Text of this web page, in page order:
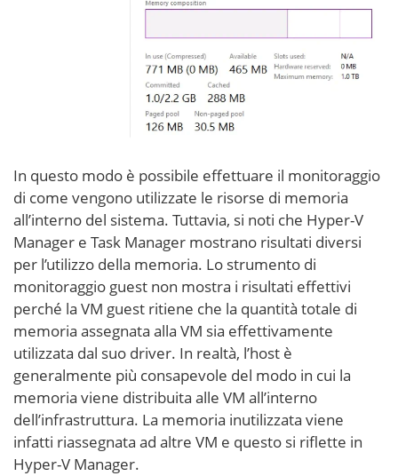
In questo modo è possibile effettuare il monitoraggio
di come vengono utilizzate le risorse di memoria
all’interno del sistema. Tuttavia, si noti che Hyper-V
Manager e Task Manager mostrano risultati diversi
per l’utilizzo della memoria. Lo strumento di
monitoraggio guest non mostra i risultati effettivi
perché la VM guest ritiene che la quantità totale di
memoria assegnata alla VM sia effettivamente
utilizzata dal suo driver. In realtà, l’host è
generalmente più consapevole del modo in cui la
memoria viene distribuita alle VM all’interno
dell’infrastruttura. La memoria inutilizzata viene
infatti riassegnata ad altre VM e questo si riflette in
Hyper-V Manager.